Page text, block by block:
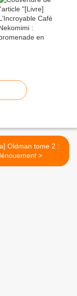
Oldman tome 2 :
dénouement >